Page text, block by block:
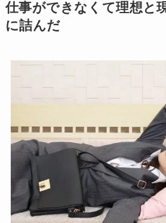
仕事ができなくて理想と
に詰んだ